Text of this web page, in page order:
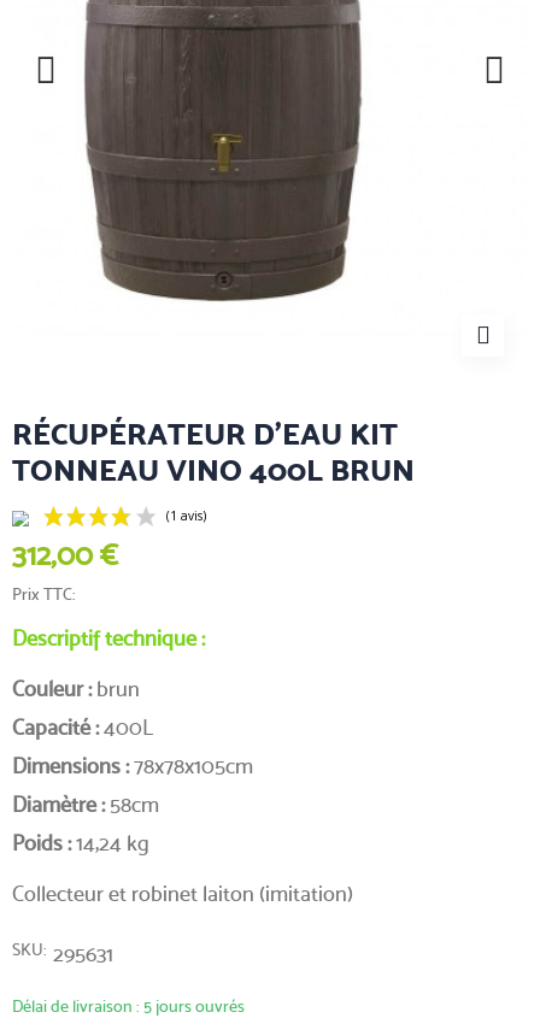
RÉCUPÉRATEUR D'EAU KIT
TONNEAU VINO 400L BRUN
312,00 €
Prix TTC
Descriptif technique :
Couleur :brun
Capacité :400L
Dimensions :78x78x105cm
Diamètre :58cm
Poids :14,24 kg
Collecteur et robinet laiton (imitation)
SKU 295631
Délai de livraison : 5 jours ouvrés